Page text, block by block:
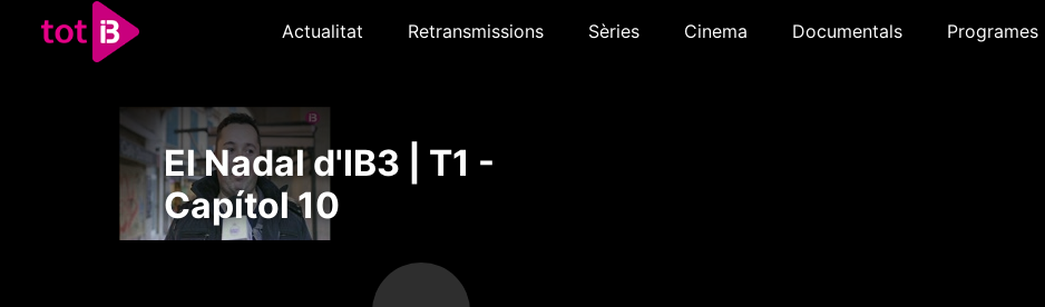
Actualitat Retransmissions Sèries Cinema Documentals Programes
El Nadal d'IB3 | T1 -
Capítol 10